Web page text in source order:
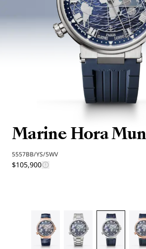
Marine Hora
5557BB/YS/5WV
$105,900